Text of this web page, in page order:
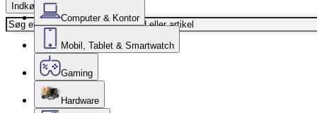
Indkøbskurv
Computer & Kontor
Mobil, Tablet & Smartwatch
Gaming
Hardware